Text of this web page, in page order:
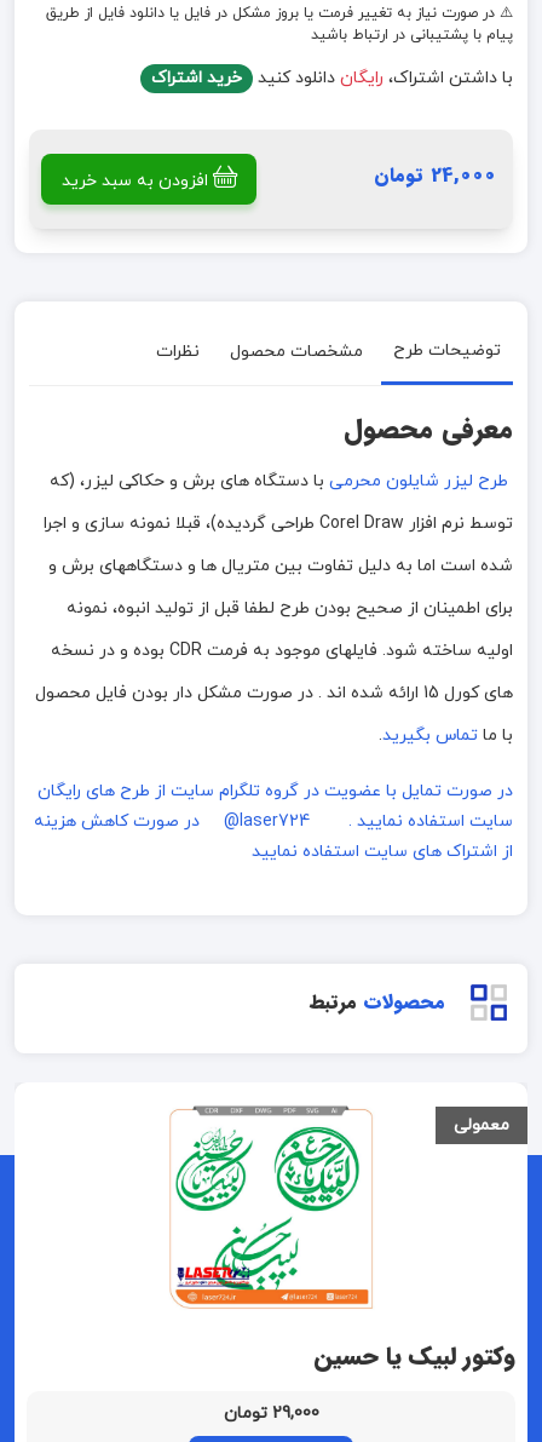
⚠️ در صورت نیاز به تغییر فرمت یا بروز مشکل در فایل یا دانلود فایل از طریق
پیام با پشتیبانی در ارتباط باشید
با داشتن اشتراک، رایگان دانلود کنید خرید اشتراک
24,000 تومان افزودن به سبد خرید
توضیحات طرح مشخصات محصول نظرات
معرفی محصول
طرح لیزر شایلون محرمی با دستگاه های برش و حکاکی لیزر، (که
توسط نرم افزار Corel Draw طراحی گردیده)، قبلا نمونه سازی و اجرا
شده است اما به دلیل تفاوت بین متریال ها و دستگاههای برش و
برای اطمینان از صحیح بودن طرح لطفا قبل از تولید انبوه، نمونه
اولیه ساخته شود. فایلهای موجود به فرمت CDR بوده و در نسخه
های کورل 15 ارائه شده اند . در صورت مشکل دار بودن فایل محصول
با ما تماس بگیرید.
در صورت تمایل با عضویت در گروه تلگرام سایت از طرح های رایگان
سایت استفاده نمایید . laser724@
در صورت کاهش هزینه
از اشتراک های سایت استفاده نمایید
محصولات مرتبط
معمولی
وکتور لبیک یا حسین
29,000 تومان